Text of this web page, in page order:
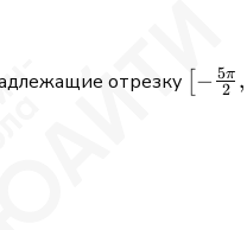
отрезку \bigl[-
− 2
5π ,